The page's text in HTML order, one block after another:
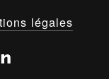
légales